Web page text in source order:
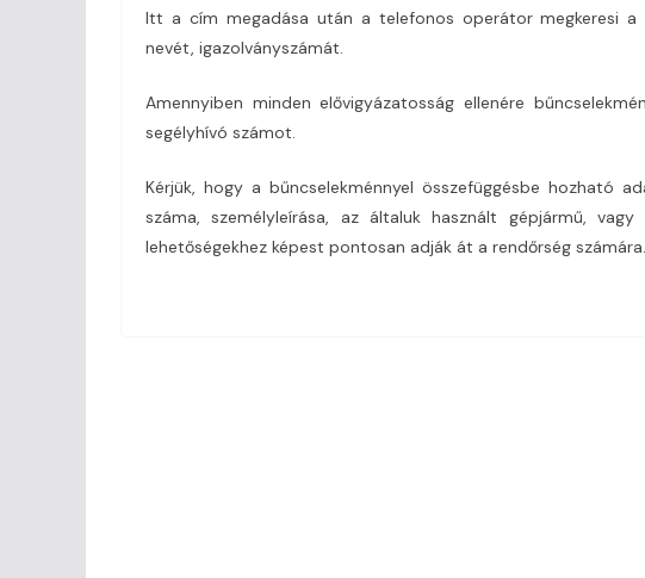
Itt a cím megadása után a telefonos operátor megkeresi
nevét, igazolványszámát.
Amennyiben minden elővigyázatosság ellenére
segélyhívó számot.
Kérjük, hogy a bűncselekménnyel összefüggésbe hozható
száma, személyleírása, az általuk használt gépjármű,
lehetőségekhez képest pontosan adják át a rendőrség számára.